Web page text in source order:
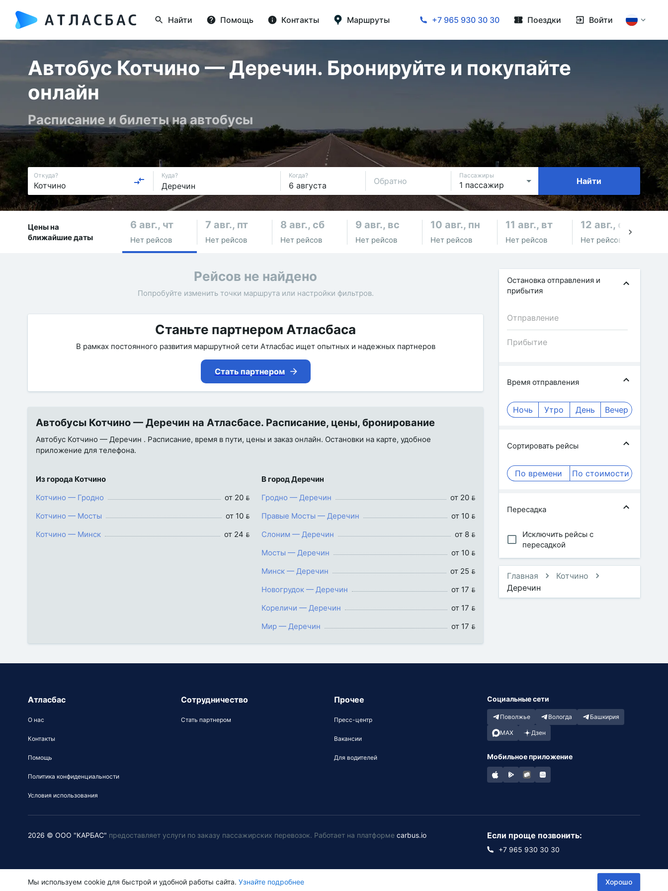
Мы используем cookie для быстрой и удобной работы сайта. Узнайте подробнее Хорошо
Найти Помощь Контакты Маршруты +7 965 930 30 30 Поездки Войти
Автобус Котчино — Деречин. Бронируйте и покупайте
онлайн
Расписание и билеты на автобусы
Откуда? Куда? Когда?
Обратно
Пассажиры
Найти
Цены на
ближайшие даты
6 авг., чт
Нет рейсов
7 авг., пт
Нет рейсов
8 авг., сб
Нет рейсов
9 авг., вс
Нет рейсов
10 авг., пн
Нет рейсов
11 авг., вт
Нет рейсов
12 авг., ср
Нет рейсов
Рейсов не найдено
Попробуйте изменить точки маршрута или настройки фильтров.
Станьте партнером Атласбаса
В рамках постоянного развития маршрутной сети Атласбас ищет опытных и надежных партнеров
Стать партнером
Автобусы Котчино — Деречин на Атласбасе. Расписание, цены, бронирование
Автобус Котчино — Деречин . Расписание, время в пути, цены и заказ онлайн. Остановки на карте, удобное
приложение для телефона.
Из города Котчино
Котчино — Гродно
от 20 
Котчино — Мосты
от 10 
Котчино — Минск
от 24 
В город Деречин
Гродно — Деречин
от 20 
Правые Мосты — Деречин
от 10 
Слоним — Деречин
от 8 
Мосты — Деречин
от 10 
Минск — Деречин
от 25 
Новогрудок — Деречин
от 17 
Кореличи — Деречин
от 17 
Мир — Деречин
от 17 
Остановка отправления и
прибытия
Время отправления
Ночь Утро День Вечер
Сортировать рейсы
По времени По стоимости
Пересадка
Исключить рейсы с
пересадкой
Главная
Котчино
Деречин
Атласбас
О нас
Контакты
Помощь
Политика конфиденциальности
Условия использования
Сотрудничество
Стать партнером
Прочее
Пресс-центр
Вакансии
Для водителей
Социальные сети
Поволжье Вологда Башкирия
MAX Дзен
Мобильное приложение
2026 © ООО "КАРБАС" предоставляет услуги по заказу пассажирских перевозок. Работает на платформе carbus.io Если проще позвонить:
+7 965 930 30 30